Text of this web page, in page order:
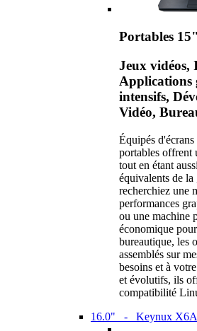
Portables
Jeux vidéos,
Applications
intensifs,
Vidéo,
Équipés
portables offrent
tout en étant
équivalents de
recherchiez une
performances
ou une machine
économique
bureautique, les
assemblés sur
besoins et à
et évolutifs, ils
compatibilité
16.0" - Keynux